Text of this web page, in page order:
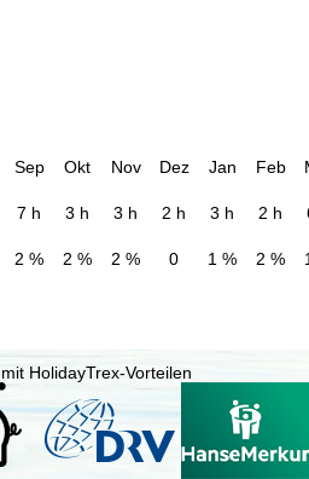
Sep Okt Nov Dez Jan Feb
7 h 3 h 3 h 2 h 3 h 2 h
2 % 2 % 2 % 0 1 % 2 %
HolidayTrex-Vorteilen